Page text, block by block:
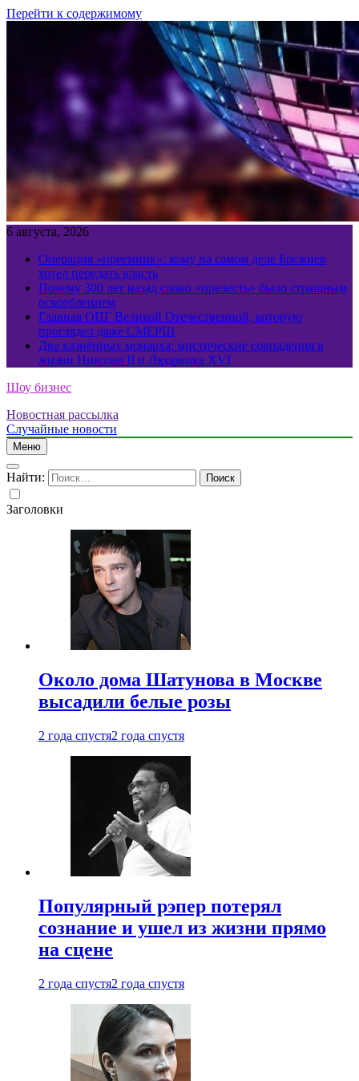
Перейти к содержимому
6 августа, 2026
Операция «преемник»: кому на самом деле Брежнев
хотел передать власть
Почему 300 лет назад слово «прелесть» было страшным
оскорблением
Главная ОПГ Великой Отечественной, которую
проглядел даже СМЕРШ
Два казнённых монарха: мистические совпадения в
жизни Николая II и Людовика XVI
Шоу бизнес
Новостная рассылка
Случайные новости
Меню
Найти:
Заголовки
Около дома Шатунова в Москве
высадили белые розы
2 года спустя2 года спустя
Популярный рэпер потерял
сознание и ушел из жизни прямо
на сцене
2 года спустя2 года спустя